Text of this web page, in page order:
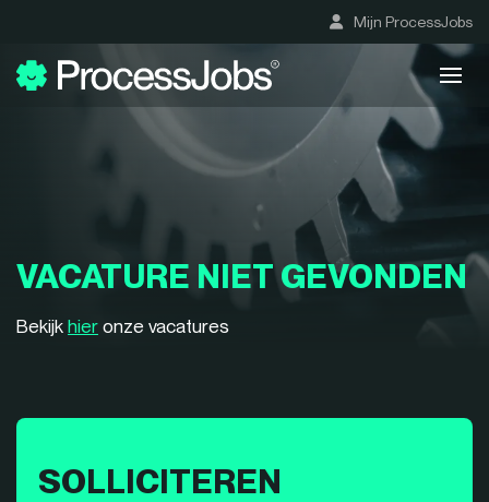
Mijn ProcessJobs
VACATURE NIET GEVONDEN
Bekijk hier onze vacatures
SOLLICITEREN